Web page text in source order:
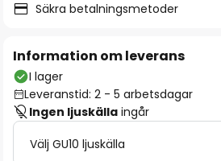
Säkra betalningsmetoder
Information om leverans
I lager
Leveranstid: 2 - 5 arbetsdagar
Ingen ljuskälla ingår
Välj GU10 ljuskälla